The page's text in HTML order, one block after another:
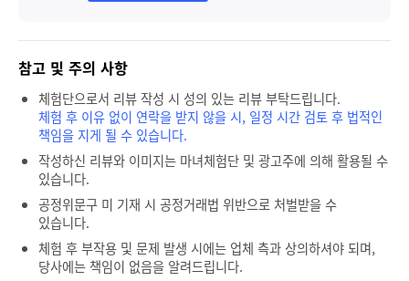
참고 및 주의 사항
체험단으로서 리뷰 작성 시 성의 있는 리뷰 부탁드립니다.
체험 후 이유 없이 연락을 받지 않을 시, 일정 시간 검토 후 법적인
책임을 지게 될 수 있습니다.
작성하신 리뷰와 이미지는 마녀체험단 및 광고주에 의해 활용될 수
있습니다.
공정위문구 미 기재 시 공정거래법 위반으로 처벌받을 수
있습니다.
체험 후 부작용 및 문제 발생 시에는 업체 측과 상의하셔야 되며,
당사에는 책임이 없음을 알려드립니다.